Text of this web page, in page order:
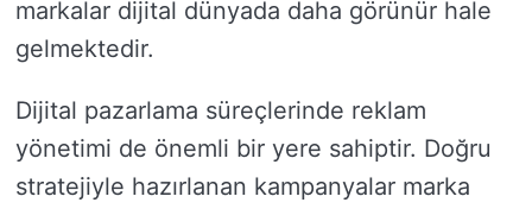
markalar dijital dünyada daha görünür hale
gelmektedir.
Dijital pazarlama süreçlerinde reklam
yönetimi de önemli bir yere sahiptir. Doğru
stratejiyle hazırlanan kampanyalar marka